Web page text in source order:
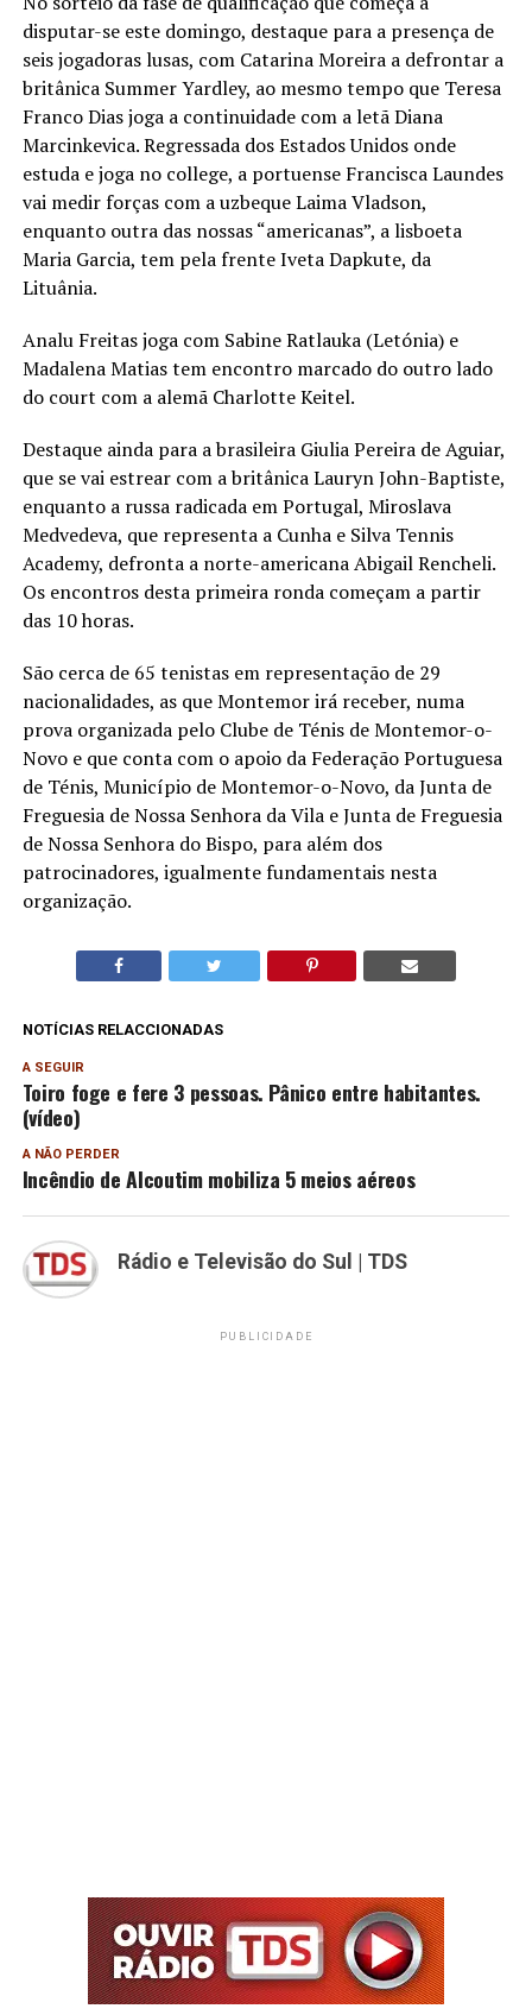
disputar-se este domingo, destaque para a presença de
seis jogadoras lusas, com Catarina Moreira a defrontar a
britânica Summer Yardley, ao mesmo tempo que Teresa
Franco Dias joga a continuidade com a letã Diana
Marcinkevica. Regressada dos Estados Unidos onde
estuda e joga no college, a portuense Francisca Laundes
vai medir forças com a uzbeque Laima Vladson,
enquanto outra das nossas “americanas”, a lisboeta
Maria Garcia, tem pela frente Iveta Dapkute, da
Lituânia.
Analu Freitas joga com Sabine Ratlauka (Letónia) e
Madalena Matias tem encontro marcado do outro lado
do court com a alemã Charlotte Keitel.
Destaque ainda para a brasileira Giulia Pereira de Aguiar,
que se vai estrear com a britânica Lauryn John-Baptiste,
enquanto a russa radicada em Portugal, Miroslava
Medvedeva, que representa a Cunha e Silva Tennis
Academy, defronta a norte-americana Abigail Rencheli.
Os encontros desta primeira ronda começam a partir
das 10 horas.
São cerca de 65 tenistas em representação de 29
nacionalidades, as que Montemor irá receber, numa
prova organizada pelo Clube de Ténis de Montemor-o-
Novo e que conta com o apoio da Federação Portuguesa
de Ténis, Município de Montemor-o-Novo, da Junta de
Freguesia de Nossa Senhora da Vila e Junta de Freguesia
de Nossa Senhora do Bispo, para além dos
patrocinadores, igualmente fundamentais nesta
organização.
NOTÍCIAS RELACCIONADAS
A SEGUIR
Toiro foge e fere 3 pessoas. Pânico entre habitantes.
(vídeo)
A NÃO PERDER
Incêndio de Alcoutim mobiliza 5 meios aéreos
Rádio e Televisão do Sul | TDS
PUBLICIDADE